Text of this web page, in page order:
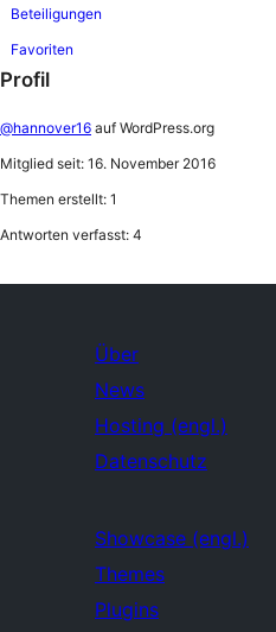
Beteiligungen
Favoriten
Profil
@hannover16 auf WordPress.org
Mitglied seit: 16. November 2016
Themen erstellt: 1
Antworten verfasst: 4
Über
News
Hosting (engl.)
Datenschutz
Showcase (engl.)
Themes
Plugins